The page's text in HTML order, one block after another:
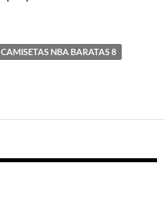
CAMISETAS NBA BARATAS 8